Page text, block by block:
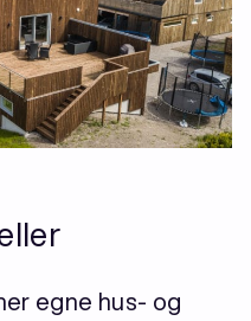
egne hus- og